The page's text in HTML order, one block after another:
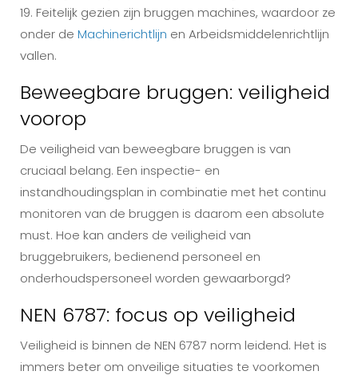
19. Feitelijk gezien zijn bruggen machines, waardoor ze
onder de Machinerichtlijn en Arbeidsmiddelenrichtlijn
vallen.
Beweegbare bruggen: veiligheid
voorop
De veiligheid van beweegbare bruggen is van
cruciaal belang. Een inspectie- en
instandhoudingsplan in combinatie met het continu
monitoren van de bruggen is daarom een absolute
must. Hoe kan anders de veiligheid van
bruggebruikers, bedienend personeel en
onderhoudspersoneel worden gewaarborgd?
NEN 6787: focus op veiligheid
Veiligheid is binnen de NEN 6787 norm leidend. Het is
immers beter om onveilige situaties te voorkomen